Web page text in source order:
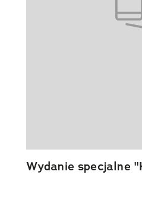
Wydanie specjalne